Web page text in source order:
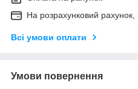
На розрахунковий рахунок,
Всі умови оплати
Умови повернення